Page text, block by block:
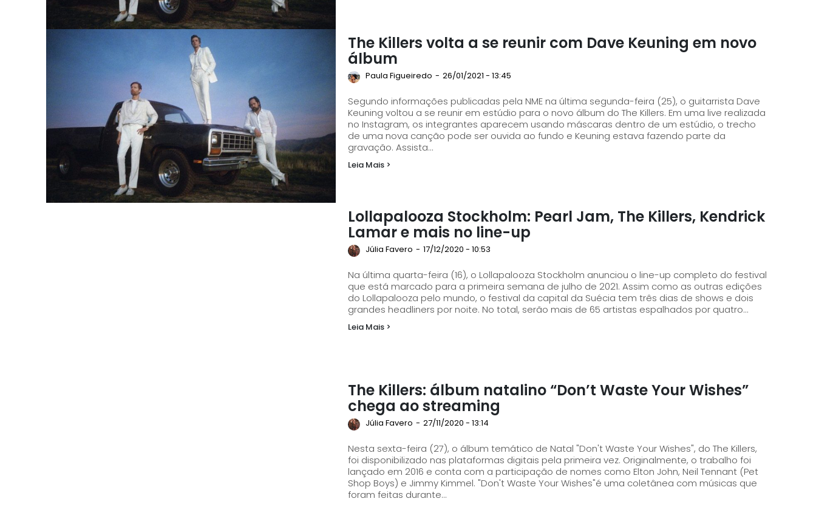
The Killers volta a se reunir com Dave Keuning em novo
álbum
Paula Figueiredo - 26/01/2021 - 13:45
Segundo informações publicadas pela NME na última segunda-feira (25), o guitarrista Dave
Keuning voltou a se reunir em estúdio para o novo álbum do The Killers. Em uma live realizada
no Instagram, os integrantes aparecem usando máscaras dentro de um estúdio, o trecho
de uma nova canção pode ser ouvida ao fundo e Keuning estava fazendo parte da
gravação. Assista...
Leia Mais >
Lollapalooza Stockholm: Pearl Jam, The Killers, Kendrick
Lamar e mais no line-up
Júlia Favero - 17/12/2020 - 10:53
Na última quarta-feira (16), o Lollapalooza Stockholm anunciou o line-up completo do festival
que está marcado para a primeira semana de julho de 2021. Assim como as outras edições
do Lollapalooza pelo mundo, o festival da capital da Suécia tem três dias de shows e dois
grandes headliners por noite. No total, serão mais de 65 artistas espalhados por quatro...
Leia Mais >
The Killers: álbum natalino “Don’t Waste Your Wishes”
chega ao streaming
Júlia Favero - 27/11/2020 - 13:14
Nesta sexta-feira (27), o álbum temático de Natal "Don't Waste Your Wishes", do The Killers,
foi disponibilizado nas plataformas digitais pela primeira vez. Originalmente, o trabalho foi
lançado em 2016 e conta com a participação de nomes como Elton John, Neil Tennant (Pet
Shop Boys) e Jimmy Kimmel. "Don't Waste Your Wishes"é uma coletânea com músicas que
foram feitas durante...